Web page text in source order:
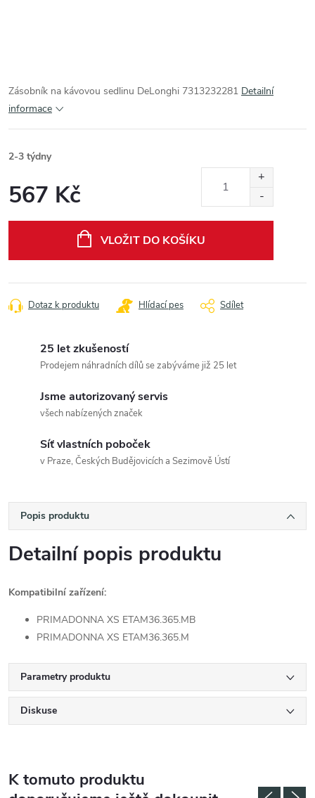
Zásobník na kávovou sedlinu DeLonghi 7313232281 Detailní
informace
2-3 týdny
567 Kč
VLOŽIT DO KOŠÍKU
Dotaz k produktu Hlídací pes Sdílet
25 let zkušeností
Prodejem náhradních dílů se zabýváme již 25 let
Jsme autorizovaný servis
všech nabízených značek
Síť vlastních poboček
v Praze, Českých Budějovicích a Sezimově Ústí
Popis produktu
Detailní popis produktu
Kompatibilní zařízení:
PRIMADONNA XS ETAM36.365.MB
PRIMADONNA XS ETAM36.365.M
Parametry produktu
Diskuse
K tomuto produktu